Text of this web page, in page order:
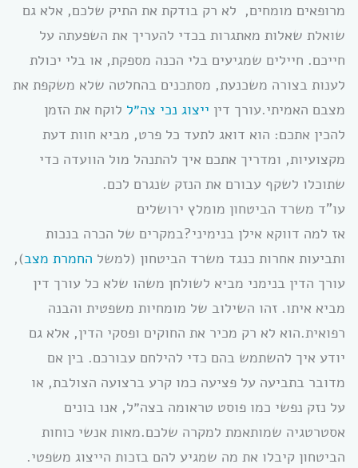
מרופאים מומחים, לא רק בודקת את התיק שלכם, אלא גם
שואלת שאלות מאתגרות בכדי להעריך את השפעתה על
חייכם. חיילים שמגיעים בלי הכנה מספקת, או בלי יכולת
לענות בצורה משכנעת, מסתכנים בהחלטה שלא משקפת את
מצבם האמיתי.עורך דין ייצוג נכי צה״ל לוקח את הזמן
להכין אתכם: הוא דואג לתעד כל פרט, מביא חוות דעת
מקצועיות, ומדריך אתכם איך להתנהל מול הוועדה כדי
שתוכלו לשקף עבורם את הנזק שנגרם לכם.
עו”ד משרד הביטחון מומלץ ירושלים
אז למה דווקא אילן בנימיני?במקרים של הכרה בנכות
ותביעות אחרות כנגד משרד הביטחון (למשל החמרת מצב),
עורך הדין בנימני מביא לשולחן משהו שלא כל עורך דין
מביא איתו. זהו השילוב של מומחיות משפטית והבנה
רפואית.הוא לא רק מכיר את החוקים ופסקי הדין, אלא גם
יודע איך להשתמש בהם כדי להילחם עבורכם. בין אם
מדובר בתביעה על פציעה כמו קרע ברצועה הצולבת, או
על נזק נפשי כמו פוסט טראומה בצה״ל, אנו בונים
אסטרטגיה שמותאמת למקרה שלכם.מאות אנשי כוחות
הביטחון קיבלו את מה שמגיע להם בזכות הייצוג משפטי.